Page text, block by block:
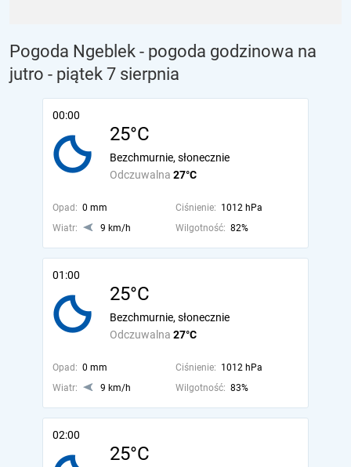
Pogoda Ngeblek - pogoda godzinowa na
jutro - piątek 7 sierpnia
00:00
25°C
Odczuwalna 27°C
Bezchmurnie, słonecznie
Opad: 0 mm Ciśnienie: 1012 hPa
Wiatr:
9 km/h Wilgotność: 82%
01:00
25°C
Odczuwalna 27°C
Bezchmurnie, słonecznie
Opad: 0 mm Ciśnienie: 1012 hPa
Wiatr:
9 km/h Wilgotność: 83%
02:00
25°C